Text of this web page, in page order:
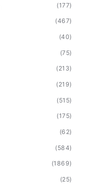
(177)
(467)
(40)
(75)
(213)
(219)
(515)
(175)
(62)
(584)
(1869)
(25)